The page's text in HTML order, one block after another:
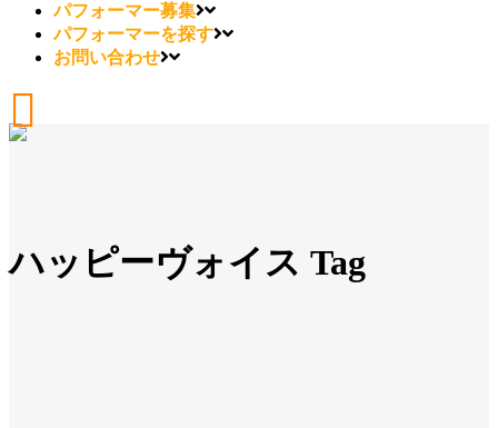
パフォーマー募集
パフォーマーを探す
お問い合わせ
ハッピーヴォイス Tag